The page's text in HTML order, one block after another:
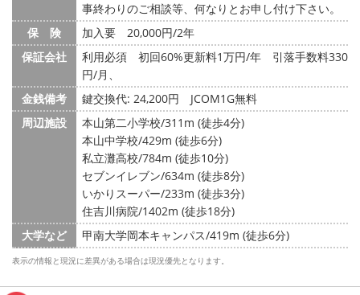
事終わりのご相談等、何なりとお申し付け下さい。
保 険
加入要 20,000円/2年
保証会社
利用必須 初回60%更新料1万円/年 引落手数料330
円/月、
金銭備考
鍵交換代: 24,200円
JCOM1G無料
周辺施設
本山第二小学校/311m (徒歩4分)
本山中学校/429m (徒歩6分)
私立灘高校/784m (徒歩10分)
セブンイレブン/634m (徒歩8分)
いかりスーパー/233m (徒歩3分)
住吉川病院/1402m (徒歩18分)
大学など
甲南大学岡本キャンパス/419m (徒歩6分)
表示の情報と現況に差異がある場合は現況優先となります。